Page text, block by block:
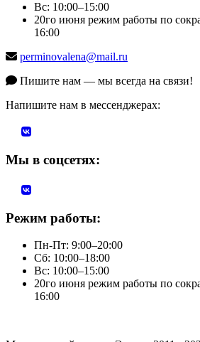
Вс: 10:00–15:00
20го июня режим работы по
16:00
perminovalena@mail.ru
Пишите нам — мы всегда на связи!
Напишите нам в мессенджерах:
Мы в соцсетях:
Режим работы:
Пн-Пт: 9:00–20:00
Сб: 10:00–18:00
Вс: 10:00–15:00
20го июня режим работы по
16:00